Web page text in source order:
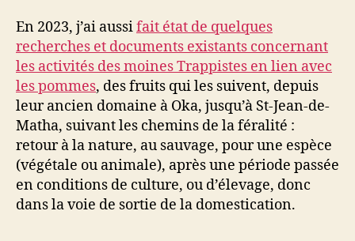
En 2023, j’ai aussifait état de quelques
recherches et documents existants concernant
les activités des moines Trappistes en lien avec
les pommes, des fruits qui les suivent, depuis
leur ancien domaine à Oka, jusqu’à St-Jean-de-
Matha, suivant les chemins de la féralité :
retour à la nature, au sauvage, pour une espèce
(végétale ou animale), après une période passée
en conditions de culture, ou d’élevage, donc
dans la voie de sortie de la domestication.